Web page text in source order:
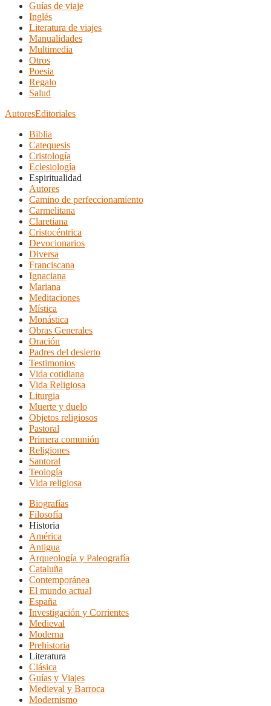
Guías de viaje
Inglés
Literatura de viajes
Manualidades
Multimedia
Otros
Poesia
Regalo
Salud
AutoresEditoriales
Biblia
Catequesis
Cristología
Eclesiología
Espiritualidad
Autores
Camino de perfeccionamiento
Carmelitana
Claretiana
Cristocéntrica
Devocionarios
Diversa
Franciscana
Ignaciana
Mariana
Meditaciones
Mística
Monástica
Obras Generales
Oración
Padres del desierto
Testimonios
Vida cotidiana
Vida Religiosa
Liturgia
Muerte y duelo
Objetos religiosos
Pastoral
Primera comunión
Religiones
Santoral
Teología
Vida religiosa
Biografías
Filosofía
Historia
América
Antigua
Arqueología y Paleografía
Cataluña
Contemporánea
El mundo actual
España
Investigación y Corrientes
Medieval
Moderna
Prehistoria
Literatura
Clásica
Guías y Viajes
Medieval y Barroca
Modernismo